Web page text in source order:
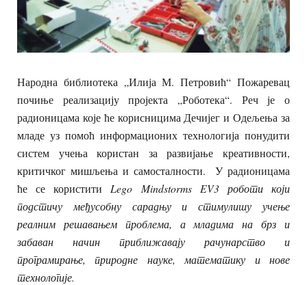
Народна библиотека „Илија М. Петровић“ Пожаревац
почиње реализацију пројекта „Роботека“. Реч је о
радионицама које ће корисницима Дечијег и Одељења за
младе уз помоћ информационих технологија понудити
систем учења користан за развијање креативности,
критичког мишљења и самосталности. У радионицама
ће се користити Lego Mindstorms EV3 роботи који
подстичу међусобну сарадњу и стимулишу учење
реалним решавањем проблема, а младима на брз и
забаван начин приближавају рачунарство и
програмирање, природне науке, математику и нове
технологије.